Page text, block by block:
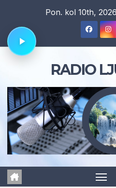
content
Pon. kol 10th, 2026
RADIO